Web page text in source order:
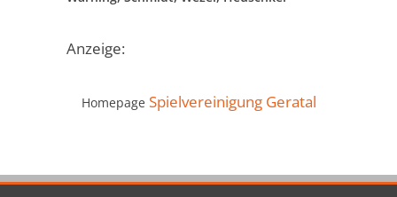
Anzeige:
Homepage Spielvereinigung Geratal